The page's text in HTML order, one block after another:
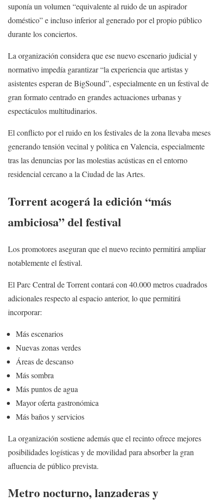
suponía un volumen “equivalente al ruido de un aspirador
doméstico” e incluso inferior al generado por el propio público
durante los conciertos.
La organización considera que ese nuevo escenario judicial y
normativo impedía garantizar “la experiencia que artistas y
asistentes esperan de BigSound”, especialmente en un festival de
gran formato centrado en grandes actuaciones urbanas y
espectáculos multitudinarios.
El conflicto por el ruido en los festivales de la zona llevaba meses
generando tensión vecinal y política en Valencia, especialmente
tras las denuncias por las molestias acústicas en el entorno
residencial cercano a la Ciudad de las Artes.
Torrent acogerá la edición “más
ambiciosa” del festival
Los promotores aseguran que el nuevo recinto permitirá ampliar
notablemente el festival.
El Parc Central de Torrent contará con 40.000 metros cuadrados
adicionales respecto al espacio anterior, lo que permitirá
incorporar:
Más escenarios
Nuevas zonas verdes
Áreas de descanso
Más sombra
Más puntos de agua
Mayor oferta gastronómica
Más baños y servicios
La organización sostiene además que el recinto ofrece mejores
posibilidades logísticas y de movilidad para absorber la gran
afluencia de público prevista.
Metro nocturno, lanzaderas y